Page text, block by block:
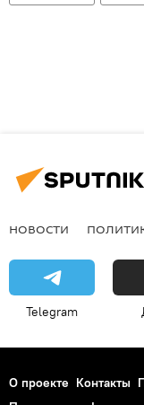
НОВОСТИ
Telegram
О проекте Контакты